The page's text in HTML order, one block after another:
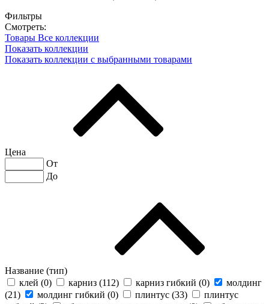
Фильтры
Смотреть:
Товары Все коллекции
Показать коллекции
Показать коллекции с выбранными товарами
Цена
От
До
Название (тип)
клей (0) карниз (112) карниз гибкий (0)
молдинг
(21) молдинг гибкий (0) плинтус (33)
плинтус